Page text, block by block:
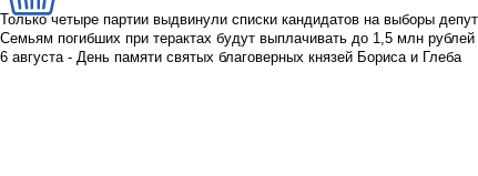
Только четыре партии выдвинули списки кандидатов на выборы
Семьям погибших при терактах будут выплачивать до 1,5 млн
6 августа - День памяти святых благоверных князей Бориса и Глеба